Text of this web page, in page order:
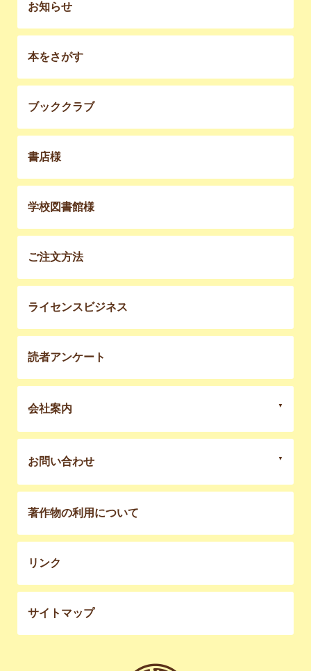
お知らせ
本をさがす
ブッククラブ
書店様
学校図書館様
ご注文方法
ライセンスビジネス
読者アンケート
会社案内
お問い合わせ
著作物の利用について
リンク
サイトマップ